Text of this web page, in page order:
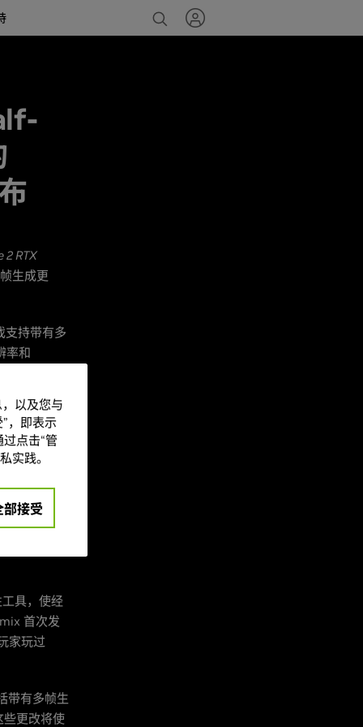
2 RTX
生成更
支持带有多
率和
装最新驱
器
RTX
具，使经
首次发
家玩过
带有多帧生
些更改将使
以及您与
，即表示
点击“管
实践。
部接受